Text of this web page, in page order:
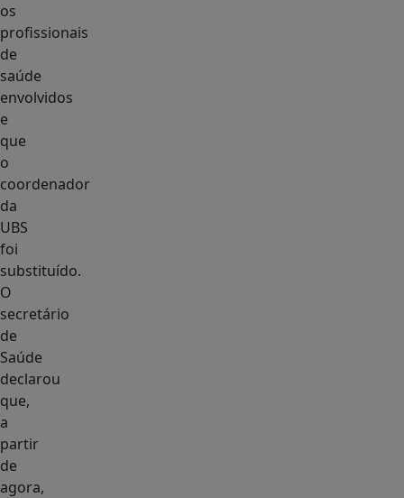
os
profissionais
de
saúde
envolvidos
e
que
o
coordenador
da
UBS
foi
substituído.
O
secretário
de
Saúde
declarou
que,
a
partir
de
agora,